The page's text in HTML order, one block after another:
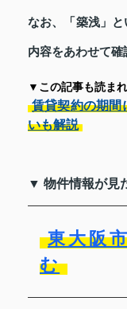
なお、「築浅」
内容をあわせて確
▼この記事も読ま
賃貸契約の期間
いも解説
▼ 物件情報が見
東大阪
む